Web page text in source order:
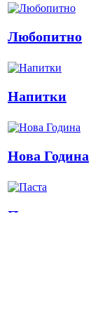
Любопитно
Напитки
Нова Година
Паста